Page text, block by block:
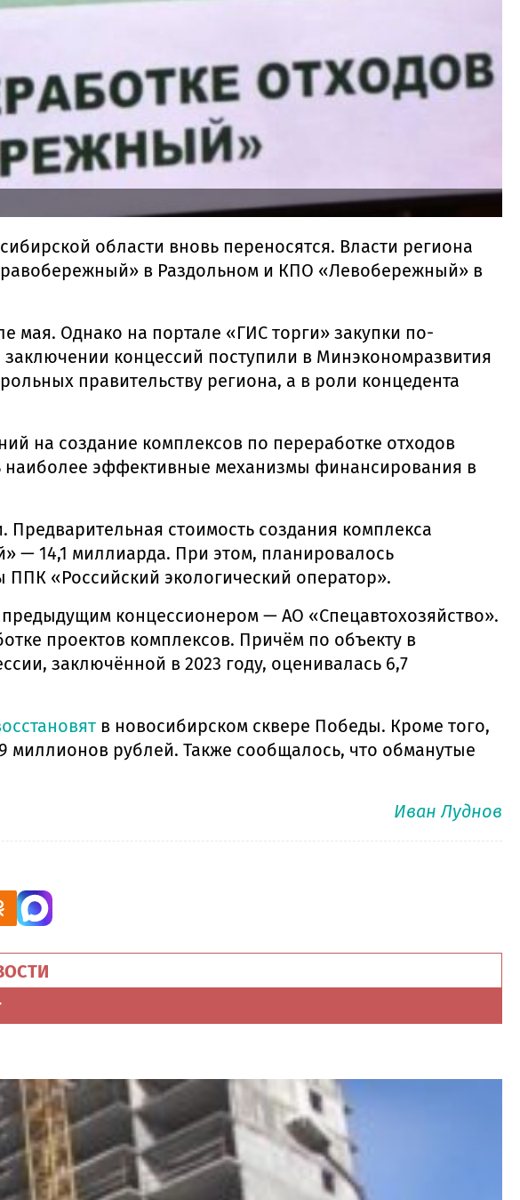
области вновь переносятся. Власти региона
в Раздольном и КПО «Левобережный» в
Однако на портале «ГИС торги» закупки по-
концессий поступили в Минэкономразвития
правительству региона, а в роли концедента
на создание комплексов по переработке отходов
наиболее эффективные механизмы финансирования в
Предварительная стоимость создания комплекса
— 14,1 миллиарда. При этом, планировалось
«Российский экологический оператор».
концессионером — АО «Спецавтохозяйство».
проектов комплексов. Причём по объекту в
заключённой в 2023 году, оценивалась 6,7
в новосибирском сквере Победы. Кроме того,
миллионов рублей. Также сообщалось, что обманутые
Иван Луднов